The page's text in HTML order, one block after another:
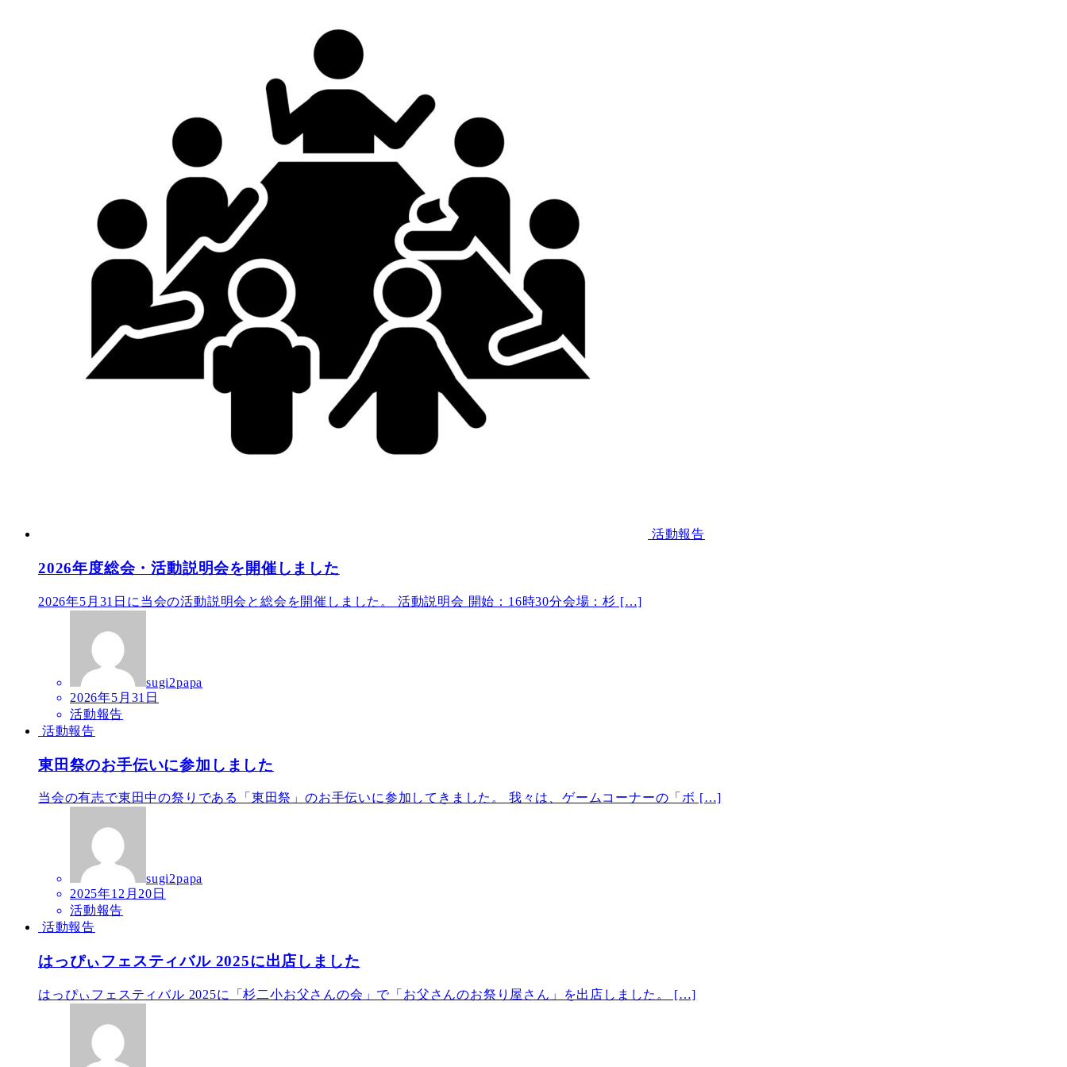
活動報告
2026年度総会・活動説明会を開催しました
2026年5月31日に当会の活動説明会と総会を開催しました。 活動説明会 開始：16時30分会場：杉 […]
sugi2papa
投
稿
日
2026年5月31日
活動報告
活動報告
東田祭のお手伝いに参加しました
当会の有志で東田中の祭りである「東田祭」のお手伝いに参加してきました。 我々は、ゲームコーナーの「ボ […]
sugi2papa
投
稿
日
2025年12月20日
活動報告
活動報告
はっぴぃフェスティバル 2025に出店しました
はっぴぃフェスティバル 2025に「杉二小お父さんの会」で「お父さんのお祭り屋さん」を出店しました。 […]